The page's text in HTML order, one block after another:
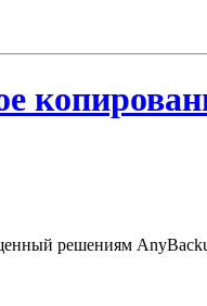
решениям